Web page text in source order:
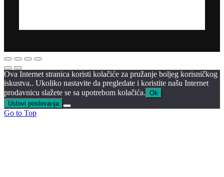
Ova Internet stranica koristi kolačiće za pružanje boljeg korisničkog
iskustva.. Ukoliko nastavite da pregledate i koristite našu Internet
prodavnicu slažete se sa upotrebom kolačića. Ok
Uslovi poslovanja
Go to Top